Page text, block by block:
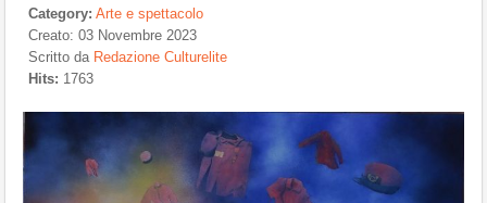
Category: Arte e spettacolo
Creato: 03 Novembre 2023
Scritto da Redazione Culturelite
Hits: 1763